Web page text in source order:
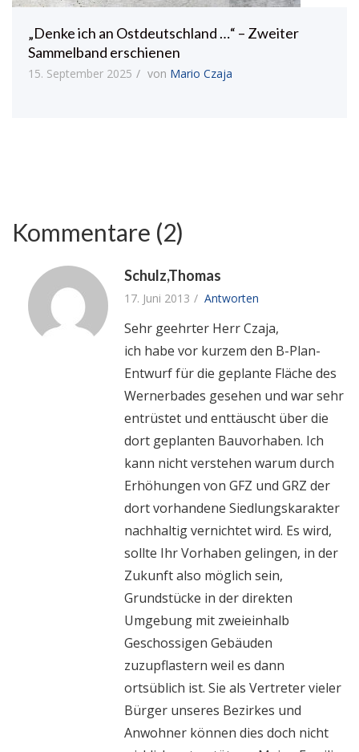
„Denke ich an Ostdeutschland …“ – Zweiter
Sammelband erschienen
15. September 2025 von Mario Czaja
Kommentare (2)
Schulz,Thomas
17. Juni 2013 Antworten
Sehr geehrter Herr Czaja,
ich habe vor kurzem den B-Plan-
Entwurf für die geplante Fläche des
Wernerbades gesehen und war sehr
entrüstet und enttäuscht über die
dort geplanten Bauvorhaben. Ich
kann nicht verstehen warum durch
Erhöhungen von GFZ und GRZ der
dort vorhandene Siedlungskarakter
nachhaltig vernichtet wird. Es wird,
sollte Ihr Vorhaben gelingen, in der
Zukunft also möglich sein,
Grundstücke in der direkten
Umgebung mit zweieinhalb
Geschossigen Gebäuden
zuzupflastern weil es dann
ortsüblich ist. Sie als Vertreter vieler
Bürger unseres Bezirkes und
Anwohner können dies doch nicht